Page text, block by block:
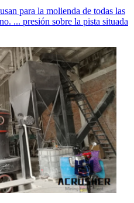
para la molienda de todas las
... presión sobre la pista situada